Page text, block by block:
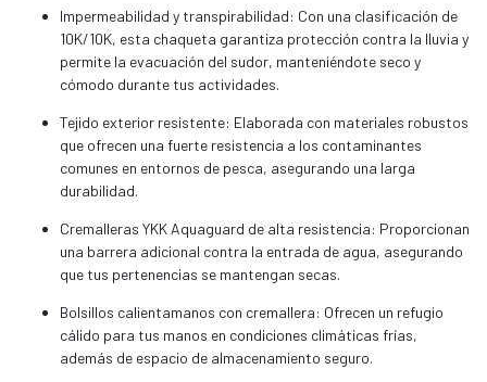
Impermeabilidad y transpirabilidad: Con una clasificación de
10K/10K, esta chaqueta garantiza protección contra la lluvia y
permite la evacuación del sudor, manteniéndote seco y
cómodo durante tus actividades.
Tejido exterior resistente: Elaborada con materiales robustos
que ofrecen una fuerte resistencia a los contaminantes
comunes en entornos de pesca, asegurando una larga
durabilidad.
Cremalleras YKK Aquaguard de alta resistencia: Proporcionan
una barrera adicional contra la entrada de agua, asegurando
que tus pertenencias se mantengan secas.
Bolsillos calientamanos con cremallera: Ofrecen un refugio
cálido para tus manos en condiciones climáticas frías,
además de espacio de almacenamiento seguro.